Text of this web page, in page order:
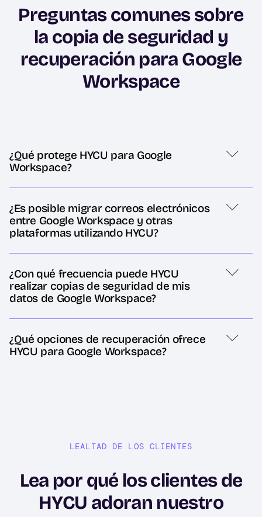
Preguntas comunes sobre
la copia de seguridad y
recuperación para Google
Workspace
¿Qué protege HYCU para Google
Workspace?
¿Es posible migrar correos electrónicos
entre Google Workspace y otras
plataformas utilizando HYCU?
¿Con qué frecuencia puede HYCU
realizar copias de seguridad de mis
datos de Google Workspace?
¿Qué opciones de recuperación ofrece
HYCU para Google Workspace?
LEALTAD DE LOS CLIENTES
Lea por qué los clientes de
HYCU adoran nuestro